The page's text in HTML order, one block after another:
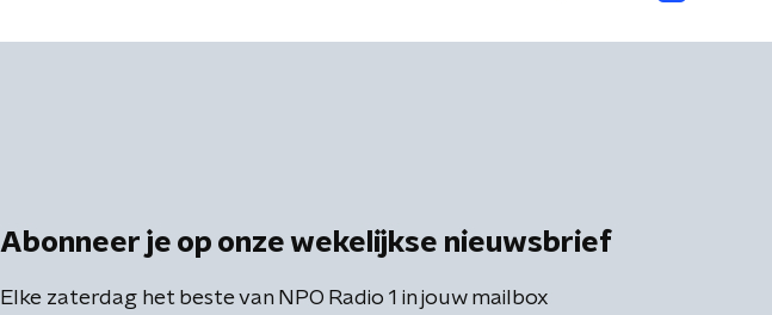
Abonneer je op onze wekelijkse nieuwsbrief
Elke zaterdag het beste van NPO Radio 1 in jouw mailbox